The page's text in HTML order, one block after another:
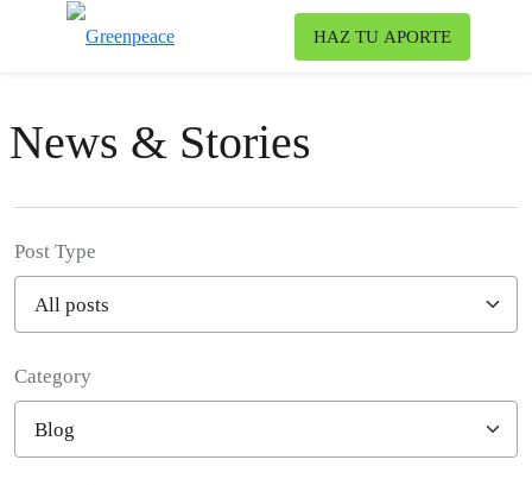
HAZ TU APORTE
News & Stories
Post Type
Category